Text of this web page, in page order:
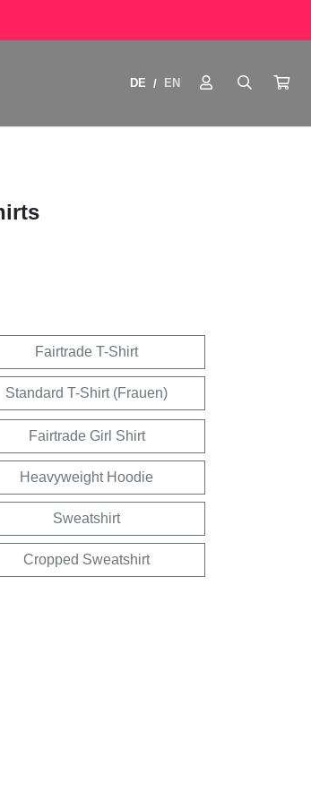
DE / EN
Fairtrade T-Shirt
Standard T-Shirt (Frauen)
Fairtrade Girl Shirt
Heavyweight Hoodie
Sweatshirt
Cropped Sweatshirt